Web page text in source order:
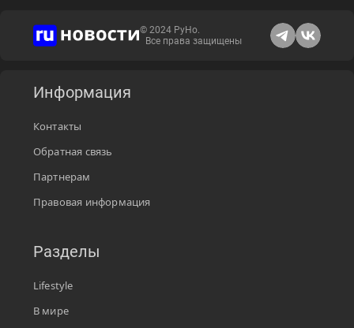
© 2024 РуНо.
Все права защищены
Информация
Контакты
Обратная связь
Партнерам
Правовая информация
Разделы
Lifestyle
В мире